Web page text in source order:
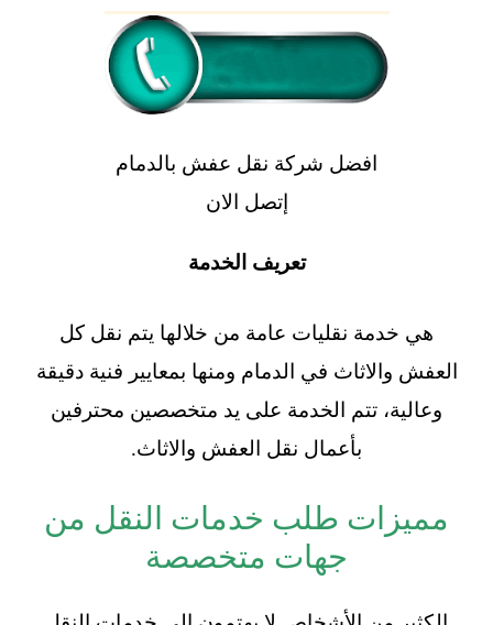
افضل شركة نقل عفش بالدمام
إتصل الان
تعريف الخدمة
هي خدمة نقليات عامة من خلالها يتم نقل كل
العفش والاثاث في الدمام ومنها بمعايير فنية دقيقة
وعالية، تتم الخدمة على يد متخصصين محترفين
بأعمال نقل العفش والاثاث.
مميزات طلب خدمات النقل من
جهات متخصصة